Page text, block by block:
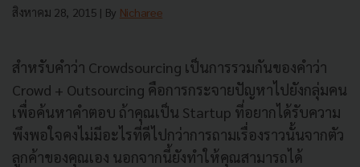
สิงหาคม 28, 2015 | By Nicharee
สำหรับคำว่า Crowdsourcing เป็นการรวมกันของคำว่า
Crowd + Outsourcing คือการกระจายปัญหาไปยังกลุ่มคน
เพื่อค้นหาคำตอบ ถ้าคุณเป็น Startup ที่อยากได้รับความ
พึงพอใจคงไม่มีอะไรที่ดีไปกว่าการถามเรื่องราวนั้นจากตัว
ลูกค้าของคุณเอง นอกจากนี้ยังทำให้คุณสามารถได้